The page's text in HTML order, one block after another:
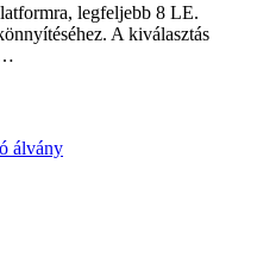
legfeljebb 8 LE.
A kiválasztás